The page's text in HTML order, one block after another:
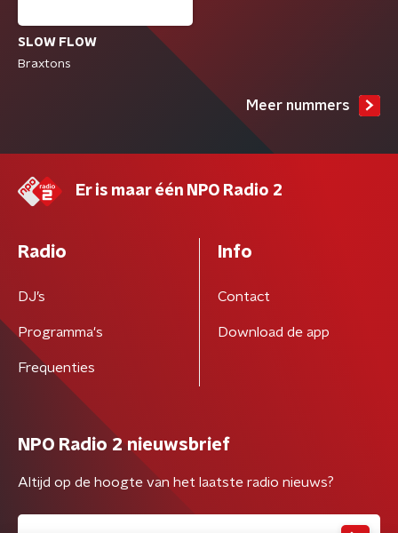
SLOW FLOW
Braxtons
Meer nummers
Er is maar één NPO Radio 2
Radio
DJ’s
Programma's
Frequenties
Info
Contact
Download de app
NPO Radio 2 nieuwsbrief
Altijd op de hoogte van het laatste radio nieuws?